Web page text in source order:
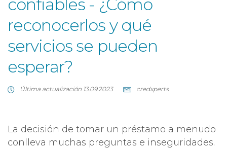
confiables - ¿Cómo
reconocerlos y qué
servicios se pueden
esperar?
Última actualización 13.09.2023 credxperts
La decisión de tomar un préstamo a menudo
conlleva muchas preguntas e inseguridades.